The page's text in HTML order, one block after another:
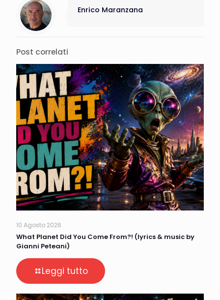
Enrico Maranzana
Post correlati
10 Agosto 2026
What Planet Did You Come From?! (lyrics & music by
Gianni Peteani)
Leggi tutto